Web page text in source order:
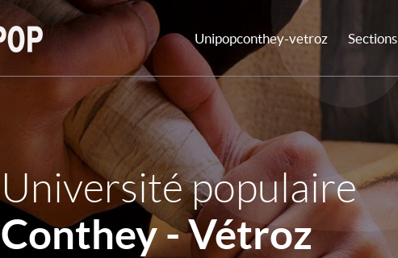
Unipopconthey-vetroz Sections
Université populaire
Conthey - Vétroz